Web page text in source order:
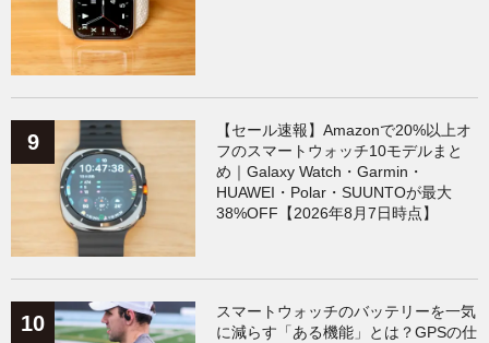
【セール速報】Amazonで20%以上オ
フのスマートウォッチ10モデルまと
め｜Galaxy Watch・Garmin・
HUAWEI・Polar・SUUNTOが最大
38%OFF【2026年8月7日時点】
スマートウォッチのバッテリーを一気
に減らす「ある機能」とは？GPSの仕